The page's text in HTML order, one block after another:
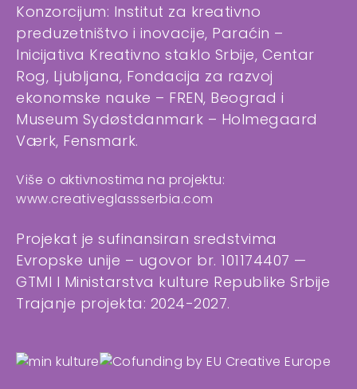
Konzorcijum: Institut za kreativno
preduzetništvo i inovacije, Paraćin –
Inicijativa Kreativno staklo Srbije, Centar
Rog, Ljubljana, Fondacija za razvoj
ekonomske nauke – FREN, Beograd i
Museum Sydøstdanmark – Holmegaard
Værk, Fensmark.
Više o aktivnostima na projektu:
www.creativeglassserbia.com
Projekat je sufinansiran sredstvima
Evropske unije – ugovor br. 101174407 —
GTMI I Ministarstva kulture Republike Srbije
Trajanje projekta: 2024-2027.